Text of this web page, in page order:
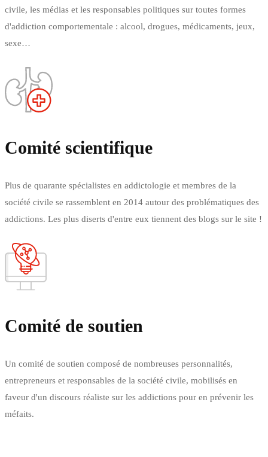
civile, les médias et les responsables politiques sur toutes formes
d'addiction comportementale : alcool, drogues, médicaments, jeux,
sexe…
Comité scientifique
Plus de quarante spécialistes en addictologie et membres de la
société civile se rassemblent en 2014 autour des problématiques des
addictions. Les plus diserts d'entre eux tiennent des blogs sur le site !
Comité de soutien
Un comité de soutien composé de nombreuses personnalités,
entrepreneurs et responsables de la société civile, mobilisés en
faveur d'un discours réaliste sur les addictions pour en prévenir les
méfaits.